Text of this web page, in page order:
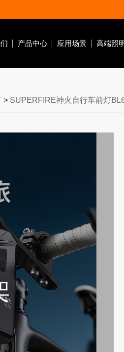
产品中心
潜水灯 自行车灯钓鱼灯
)型
便携式升降灯
升降式移动灯车
专业灯具
多功能防
应用场景 高端照
> SUPERFIRE神火自行车前灯